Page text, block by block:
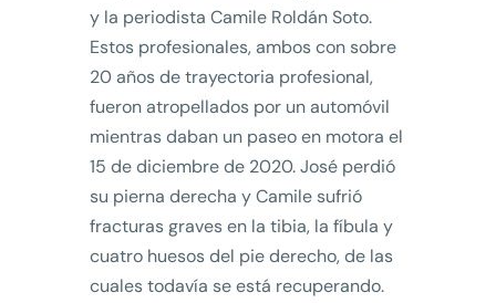
y la periodista Camile Roldán Soto.
Estos profesionales, ambos con sobre
20 años de trayectoria profesional,
fueron atropellados por un automóvil
mientras daban un paseo en motora el
15 de diciembre de 2020. José perdió
su pierna derecha y Camile sufrió
fracturas graves en la tibia, la fíbula y
cuatro huesos del pie derecho, de las
cuales todavía se está recuperando.